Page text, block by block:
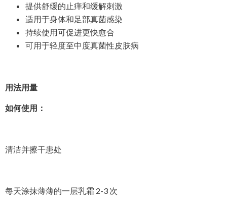
提供舒缓的止痒和缓解刺激
适用于身体和足部真菌感染
持续使用可促进更快愈合
可用于轻度至中度真菌性皮肤病
用法用量
如何使用：
清洁并擦干患处
每天涂抹薄薄的一层乳霜 2-3 次